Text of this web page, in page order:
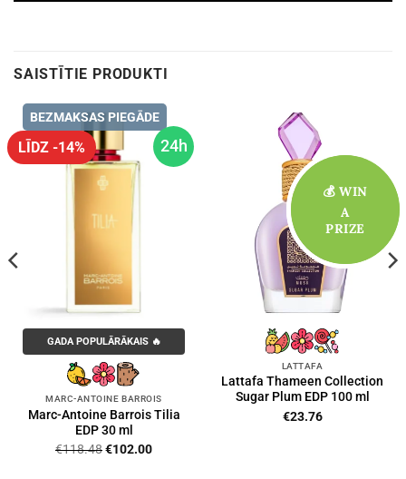
SAISTĪTIE PRODUKTI
24h
LĪDZ -14%
BEZMAKSAS PIEGĀDE
GADA POPULĀRĀKAIS 🔥
MARC-ANTOINE BARROIS
Marc-Antoine Barrois Tilia
EDP 30 ml
€118.48Original
€102.00Current
LATTAFA
Lattafa Thameen Collection
Sugar Plum EDP 100 ml
€23.76
💰 WIN
A
PRIZE
💰 WIN
A
PRIZE